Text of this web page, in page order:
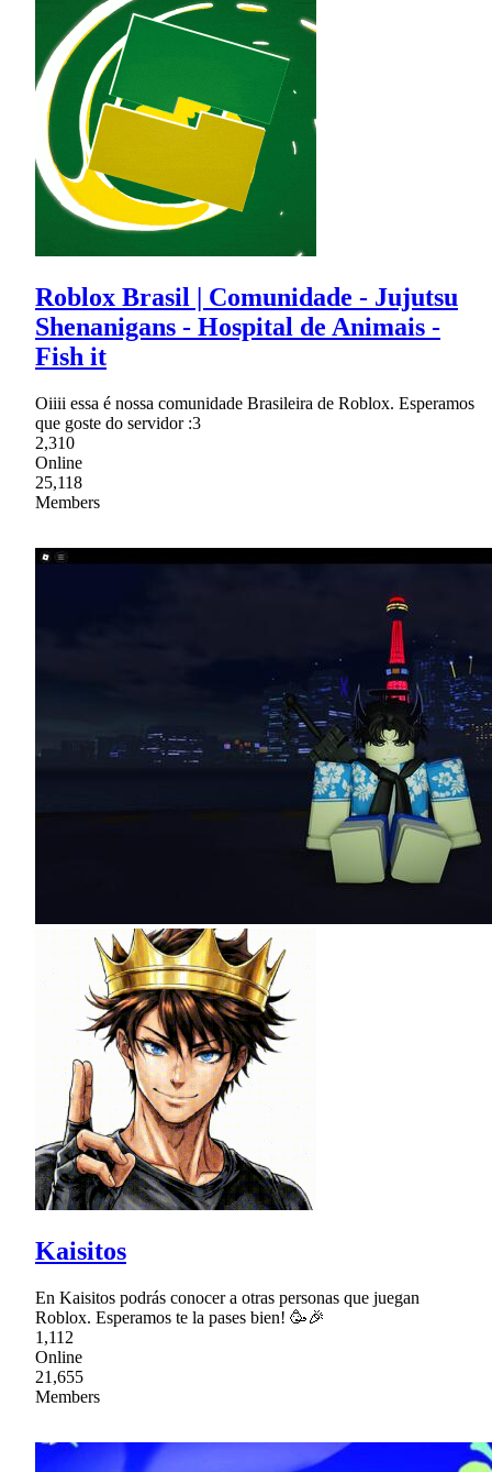
Roblox Brasil | Comunidade - Jujutsu
Shenanigans - Hospital de Animais -
Fish it
Oiiii essa é nossa comunidade Brasileira de Roblox. Esperamos
que goste do servidor :3
2,310
Online
25,118
Members
Kaisitos
En Kaisitos podrás conocer a otras personas que juegan
Roblox. Esperamos te la pases bien! 🥳🎉
1,112
Online
21,655
Members